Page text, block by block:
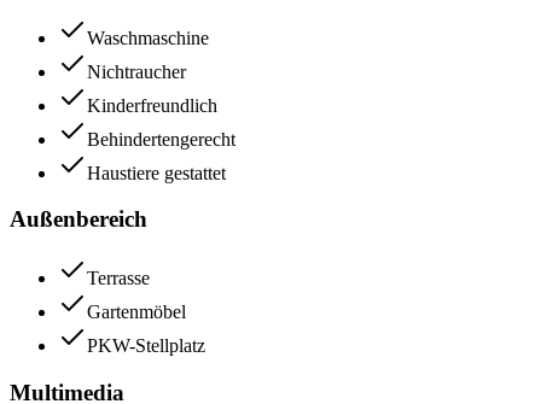
Waschmaschine
Nichtraucher
Kinderfreundlich
Behindertengerecht
Haustiere gestattet
Außenbereich
Terrasse
Gartenmöbel
PKW-Stellplatz
Multimedia